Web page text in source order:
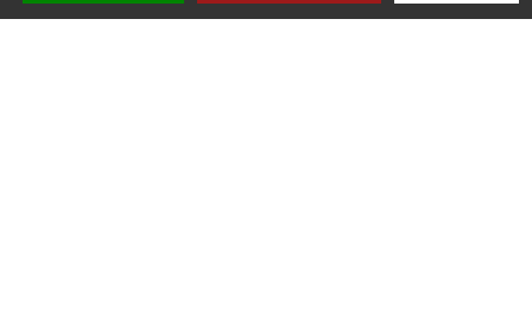
jeudi de 14 h à 17 h 30